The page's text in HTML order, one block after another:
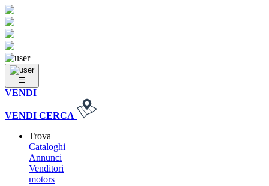
VENDI
VENDI CERCA
Trova
Cataloghi
Annunci
Venditori
motors